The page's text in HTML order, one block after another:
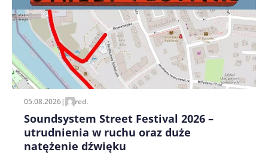
Zapamiętaj moje dane w tej przeglądarce podczas
pisania kolejnych komentarzy.
05.08.2026| red.
Soundsystem Street Festival 2026 –
utrudnienia w ruchu oraz duże
natężenie dźwięku